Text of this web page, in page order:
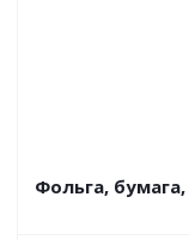
Фольга,